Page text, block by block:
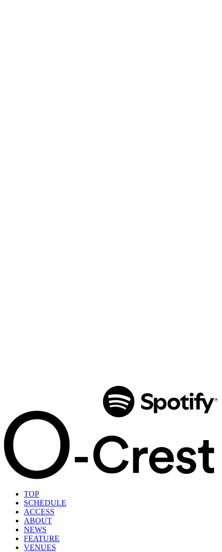
TOP
SCHEDULE
ACCESS
ABOUT
NEWS
FEATURE
VENUES